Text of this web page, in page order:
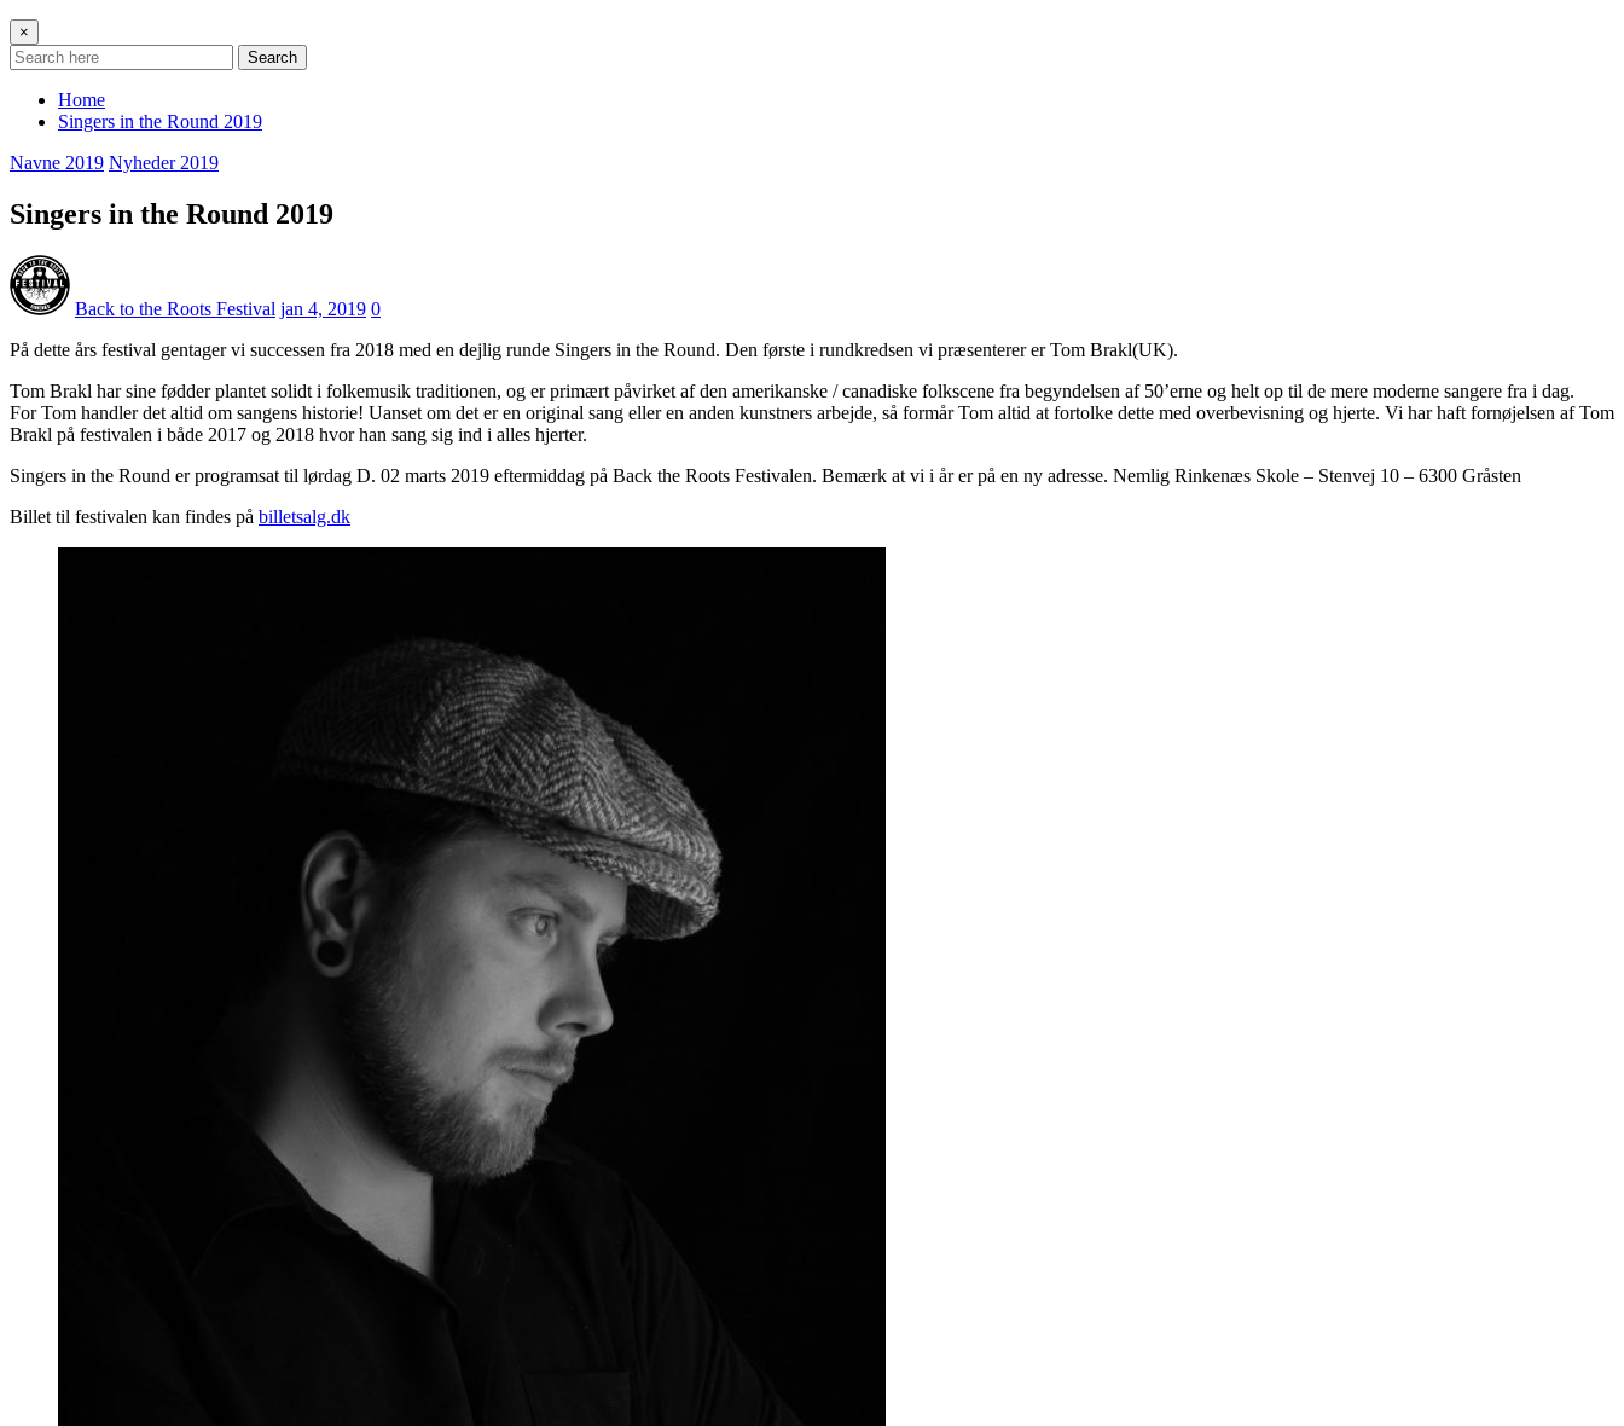
×
Search
Home
Singers in the Round 2019
Navne 2019 Nyheder 2019
Singers in the Round 2019
Back to the Roots Festival jan 4, 2019 0
På dette års festival gentager vi successen fra 2018 med en dejlig runde Singers in the Round. Den første i rundkredsen vi præsenterer er Tom Brakl(UK).
Tom Brakl har sine fødder plantet solidt i folkemusik traditionen, og er primært påvirket af den amerikanske / canadiske folkscene fra begyndelsen af 50’erne og helt op til de mere moderne sangere fra i dag.
For Tom handler det altid om sangens historie! Uanset om det er en original sang eller en anden kunstners arbejde, så formår Tom altid at fortolke dette med overbevisning og hjerte. Vi har haft fornøjelsen af Tom
Brakl på festivalen i både 2017 og 2018 hvor han sang sig ind i alles hjerter.
Singers in the Round er programsat til lørdag D. 02 marts 2019 eftermiddag på Back the Roots Festivalen. Bemærk at vi i år er på en ny adresse. Nemlig Rinkenæs Skole – Stenvej 10 – 6300 Gråsten
Billet til festivalen kan findes på billetsalg.dk